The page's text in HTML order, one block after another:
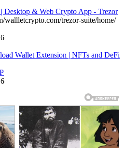
Desktop & Web Crypto App - Trezor
wallletcrypto.com/trezor-suite/home/
Wallet Extension | NFTs and DeFi